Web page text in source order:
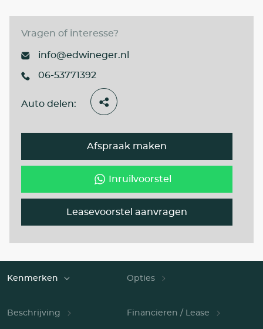
Vragen of interesse?
info@edwineger.nl
06-53771392
Auto delen:
Afspraak maken
Inruilvoorstel
Leasevoorstel aanvragen
Kenmerken Opties
Beschrijving Financieren / Lease